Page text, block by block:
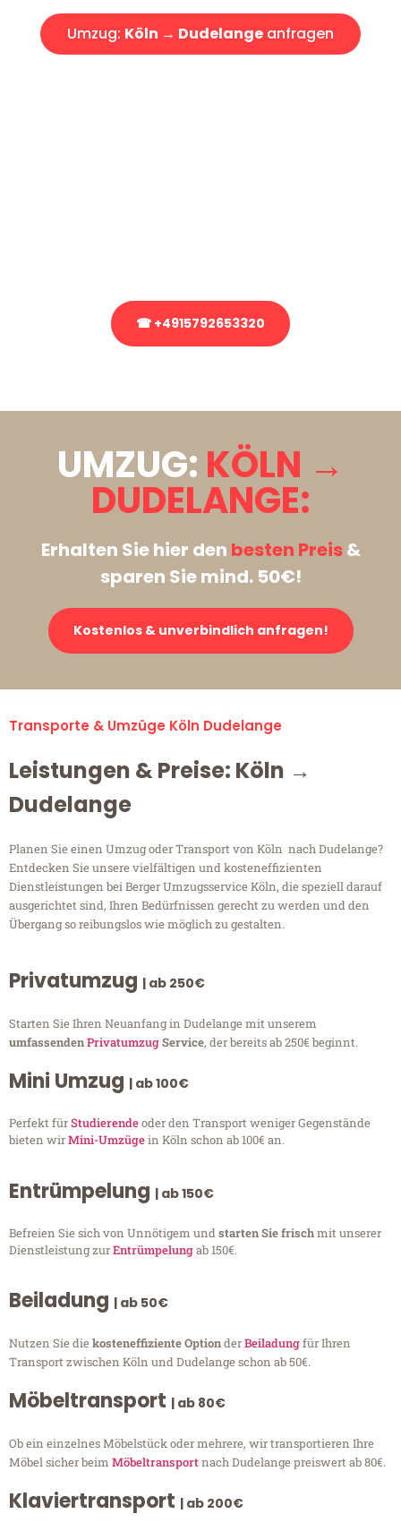
Umzug: Köln → Dudelange anfragen
☎ +4915792653320
UMZUG: KÖLN →
DUDELANGE:
Erhalten Sie hier den besten Preis&
sparen Sie mind. 50€!
Kostenlos & unverbindlich anfragen!
Transporte & Umzüge Köln Dudelange
Leistungen & Preise: Köln →
Dudelange
Planen Sie einen Umzug oder Transport von Köln nach Dudelange?
Entdecken Sie unsere vielfältigen und kosteneffizienten
Dienstleistungen bei Berger Umzugsservice Köln, die speziell darauf
ausgerichtet sind, Ihren Bedürfnissen gerecht zu werden und den
Übergang so reibungslos wie möglich zu gestalten.
Privatumzug | ab 250€
Starten Sie Ihren Neuanfang in Dudelange mit unserem
umfassendenPrivatumzugService, der bereits ab 250€ beginnt.
Mini Umzug | ab 100€
Perfekt fürStudierendeoder den Transport weniger Gegenstände
bieten wirMini-Umzügein Köln schon ab 100€ an.
Entrümpelung | ab 150€
Befreien Sie sich von Unnötigem undstarten Sie frischmit unserer
Dienstleistung zurEntrümpelungab 150€.
Beiladung | ab 50€
Nutzen Sie diekosteneffiziente OptionderBeiladungfür Ihren
Transport zwischen Köln und Dudelange schon ab 50€.
Möbeltransport | ab 80€
Ob ein einzelnes Möbelstück oder mehrere, wir transportieren Ihre
Möbel sicher beim Möbeltransportnach Dudelange preiswert ab 80€.
Klaviertransport | ab 200€